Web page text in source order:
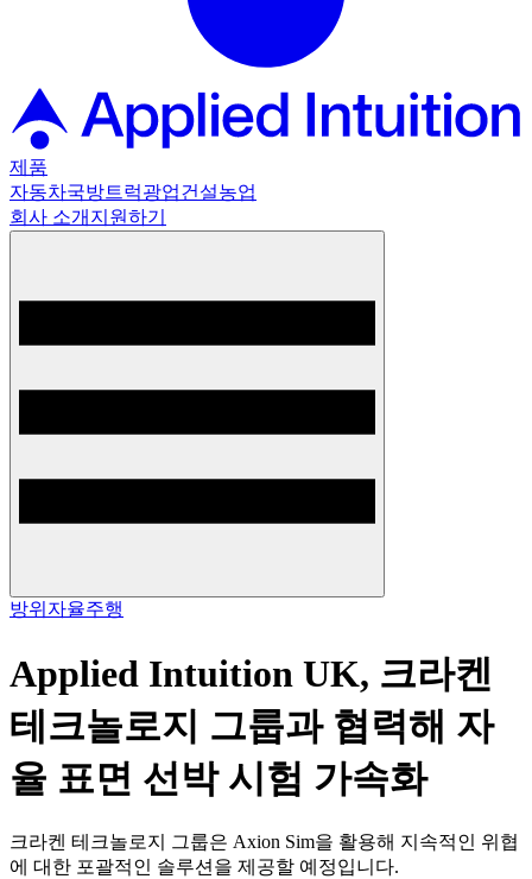
제품
자동차국방트럭광업건설농업
회사 소개 지원하기
방위 자율주행
Applied Intuition UK, 크라켄
테크놀로지 그룹과 협력해 자
율 표면 선박 시험 가속화
크라켄 테크놀로지 그룹은 Axion Sim을 활용해 지속적인 위협
에 대한 포괄적인 솔루션을 제공할 예정입니다.